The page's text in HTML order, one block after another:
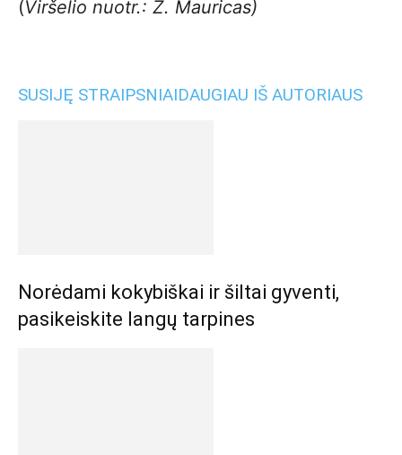
(Viršelio nuotr.: Ž. Mauricas)
SUSIJĘ STRAIPSNIAIDAUGIAU IŠ AUTORIAUS
Norėdami kokybiškai ir šiltai gyventi,
pasikeiskite langų tarpines